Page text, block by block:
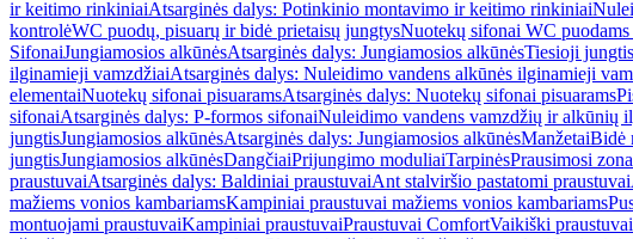
ir keitimo rinkiniaiAtsarginės dalys: Potinkinio montavimo ir keitimo rinkiniai
kontrolėWC puodų, pisuarų ir bidė prietaisų jungtysNuotekų sifonai WC
SifonaiJungiamosios alkūnėsAtsarginės dalys: Jungiamosios alkūnėsTiesioji jungtis
ilginamieji vamzdžiaiAtsarginės dalys: Nuleidimo vandens alkūnės ilginamieji
elementaiNuotekų sifonai pisuaramsAtsarginės dalys: Nuotekų sifonai pisuarams
sifonaiAtsarginės dalys: P-formos sifonaiNuleidimo vandens vamzdžių ir alkūnių
jungtisJungiamosios alkūnėsAtsarginės dalys: Jungiamosios alkūnėsManžetaiBidė
jungtisJungiamosios alkūnėsDangčiaiPrijungimo moduliaiTarpinėsPrausimosi zona
praustuvaiAtsarginės dalys: Baldiniai praustuvaiAnt stalviršio pastatomi praustuvai
mažiems vonios kambariamsKampiniai praustuvai mažiems vonios kambariams
montuojami praustuvaiKampiniai praustuvaiPraustuvai ComfortVaikiški praustuvai